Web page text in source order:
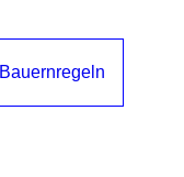
Bauernregeln